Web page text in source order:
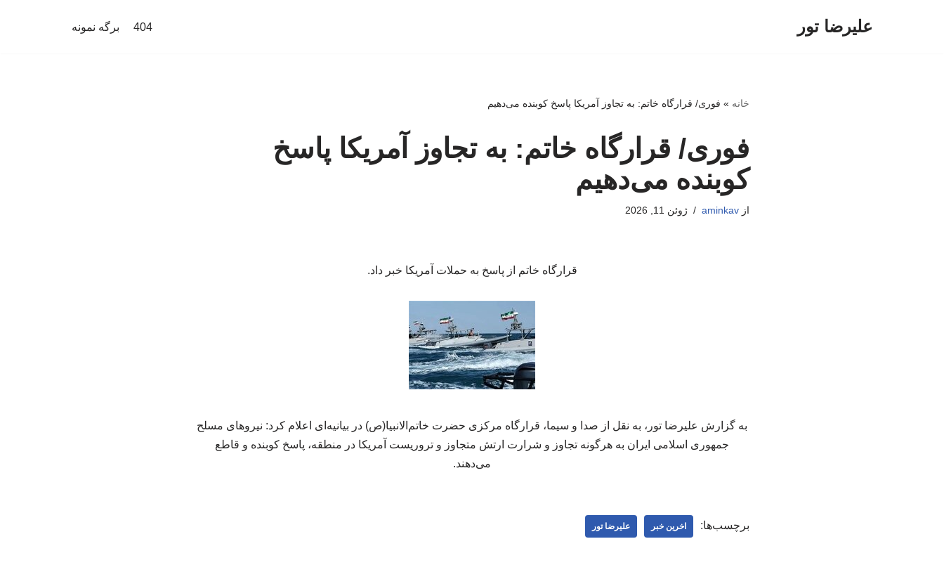
علیرضا تور 404 برگه نمونه
خانه » فوری/ قرارگاه خاتم: به تجاوز آمریکا پاسخ کوبنده می‌دهیم
فوری/ قرارگاه خاتم: به تجاوز آمریکا پاسخ
کوبنده می‌دهیم
ازaminkav ژوئن 11, 2026
قرارگاه خاتم از پاسخ به حملات آمریکا خبر داد.
به گزارش علیرضا تور، به نقل از صدا و سیما، قرارگاه مرکزی حضرت خاتم‌الانبیا(ص) در بیانیه‌ای اعلام کرد: نیروهای مسلح
جمهوری اسلامی ایران به هرگونه تجاوز و شرارت ارتش متجاوز و تروریست آمریکا در منطقه، پاسخ کوبنده و قاطع
می‌دهند.
برچسب‌ها: اخرین خبر علیرضا تور